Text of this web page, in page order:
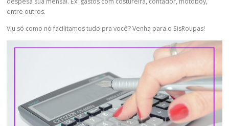
entre outros.
Viu só como nó facilitamos tudo pra você? Venha para o SisRoupas!